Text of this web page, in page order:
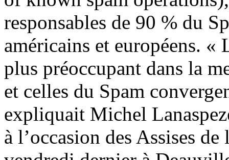
responsables de 90 % du
américains et européens. «
plus préoccupant dans la
et celles du Spam
expliquait Michel
à l’occasion des Assises